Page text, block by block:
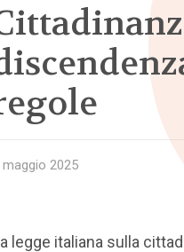
maggio 2025
legge italiana sulla